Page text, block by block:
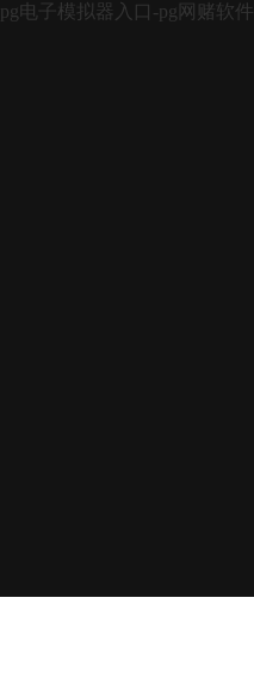
pg电子模拟器入口-pg网赌软件